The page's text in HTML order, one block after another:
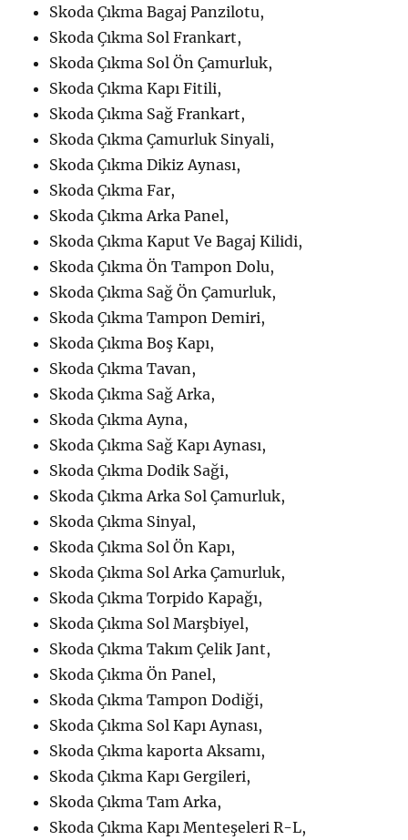
Skoda Çıkma Bagaj Panzilotu,
Skoda Çıkma Sol Frankart,
Skoda Çıkma Sol Ön Çamurluk,
Skoda Çıkma Kapı Fitili,
Skoda Çıkma Sağ Frankart,
Skoda Çıkma Çamurluk Sinyali,
Skoda Çıkma Dikiz Aynası,
Skoda Çıkma Far,
Skoda Çıkma Arka Panel,
Skoda Çıkma Kaput Ve Bagaj Kilidi,
Skoda Çıkma Ön Tampon Dolu,
Skoda Çıkma Sağ Ön Çamurluk,
Skoda Çıkma Tampon Demiri,
Skoda Çıkma Boş Kapı,
Skoda Çıkma Tavan,
Skoda Çıkma Sağ Arka,
Skoda Çıkma Ayna,
Skoda Çıkma Sağ Kapı Aynası,
Skoda Çıkma Dodik Saği,
Skoda Çıkma Arka Sol Çamurluk,
Skoda Çıkma Sinyal,
Skoda Çıkma Sol Ön Kapı,
Skoda Çıkma Sol Arka Çamurluk,
Skoda Çıkma Torpido Kapağı,
Skoda Çıkma Sol Marşbiyel,
Skoda Çıkma Takım Çelik Jant,
Skoda Çıkma Ön Panel,
Skoda Çıkma Tampon Dodiği,
Skoda Çıkma Sol Kapı Aynası,
Skoda Çıkma kaporta Aksamı,
Skoda Çıkma Kapı Gergileri,
Skoda Çıkma Tam Arka,
Skoda Çıkma Kapı Menteşeleri R-L,